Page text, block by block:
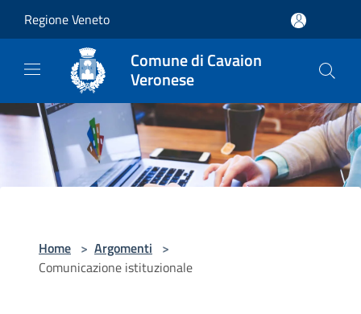
Regione Veneto
Comune di Cavaion
Veronese
Home > Argomenti >
Comunicazione istituzionale